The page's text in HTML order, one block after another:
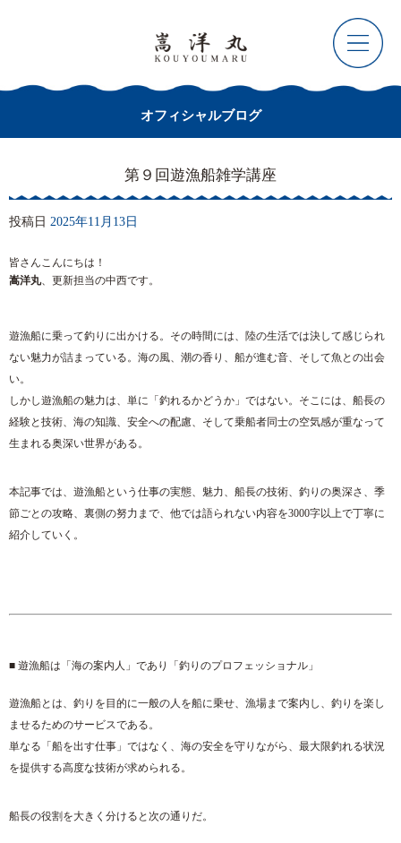
オフィシャルブログ
第９回遊漁船雑学講座
投稿日 2025年11月13日
皆さんこんにちは！
嵩洋丸、更新担当の中西です。
遊漁船に乗って釣りに出かける。その時間には、陸の生活では決して感じられ
ない魅力が詰まっている。海の風、潮の香り、船が進む音、そして魚との出会
い。
しかし遊漁船の魅力は、単に「釣れるかどうか」ではない。そこには、船長の
経験と技術、海の知識、安全への配慮、そして乗船者同士の空気感が重なって
生まれる奥深い世界がある。
本記事では、遊漁船という仕事の実態、魅力、船長の技術、釣りの奥深さ、季
節ごとの攻略、裏側の努力まで、他では語られない内容を3000字以上で丁寧に
紹介していく。
■ 遊漁船は「海の案内人」であり「釣りのプロフェッショナル」
遊漁船とは、釣りを目的に一般の人を船に乗せ、漁場まで案内し、釣りを楽し
ませるためのサービスである。
単なる「船を出す仕事」ではなく、海の安全を守りながら、最大限釣れる状況
を提供する高度な技術が求められる。
船長の役割を大きく分けると次の通りだ。